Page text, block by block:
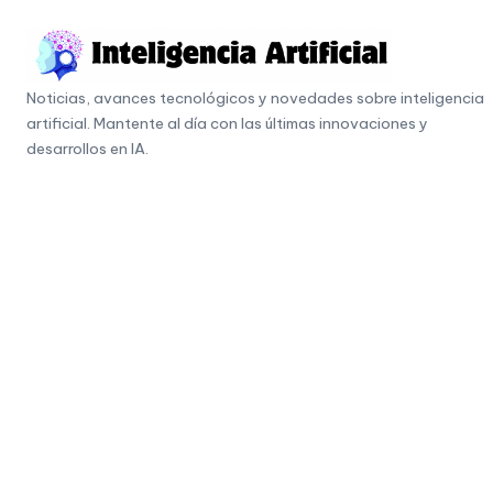
content
I
n
t
Noticias, avances tecnológicos y novedades sobre inteligencia
artificial. Mantente al día con las últimas innovaciones y
desarrollos en IA.